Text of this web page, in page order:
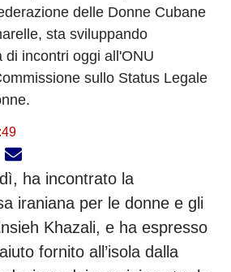
delle Donne Cubane
sta sviluppando
di incontri oggi all'ONU
sullo Status Legale
ha incontrato la
iraniana per le donne e gli
Khazali, e ha espresso
fornito all’isola dalla